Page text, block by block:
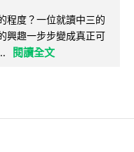
程度？一位就讀中三的
興趣一步步變成真正可
閱讀全文